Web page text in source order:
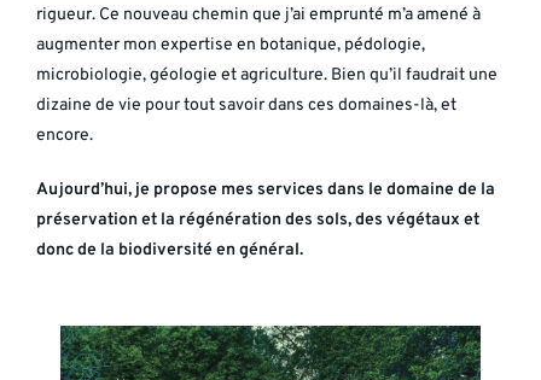
rigueur. Ce nouveau chemin que j’ai emprunté m’a amené à
augmenter mon expertise en botanique, pédologie,
microbiologie, géologie et agriculture. Bien qu’il faudrait une
dizaine de vie pour tout savoir dans ces domaines-là, et
encore.
Aujourd’hui, je propose mes services dans le domaine de la
préservation et la régénération des sols, des végétaux et
donc de la biodiversité en général.